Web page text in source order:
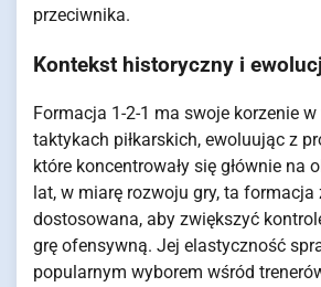
przeciwnika.
Kontekst historyczny i
Formacja 1-2-1 ma swoje korzenie
taktykach piłkarskich, ewoluując z
które koncentrowały się głównie na
lat, w miarę rozwoju gry, ta formacja
dostosowana, aby zwiększyć
grę ofensywną. Jej elastyczność
popularnym wyborem wśród